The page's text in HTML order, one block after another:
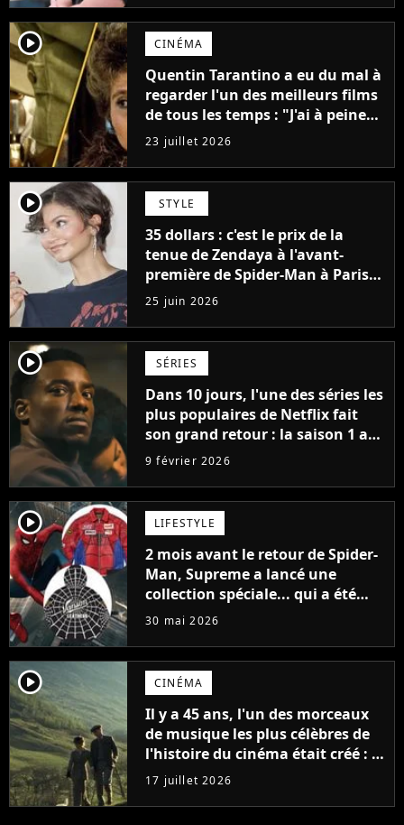
player2 CINÉMA
Quentin Tarantino a eu du mal à
regarder l'un des meilleurs films
de tous les temps : "J'ai à peine
réussi à aller jusqu'au générique
de fin"
23 juillet 2026
player2 STYLE
35 dollars : c'est le prix de la
tenue de Zendaya à l'avant-
première de Spider-Man à Paris,
"Le style n'a pas besoin de coûter
une fortune"
25 juin 2026
player2 SÉRIES
Dans 10 jours, l'une des séries les
plus populaires de Netflix fait
son grand retour : la saison 1 a
cumulé plus de 98 millions de
9 février 2026
player2 LIFESTYLE
2 mois avant le retour de Spider-
Man, Supreme a lancé une
collection spéciale... qui a été
dévalisée en 24h
30 mai 2026
player2 CINÉMA
Il y a 45 ans, l'un des morceaux
de musique les plus célèbres de
l'histoire du cinéma était créé : la
mélodie est aujourd'hui plus
célèbre que le film pour lequel
elle a été composée
17 juillet 2026